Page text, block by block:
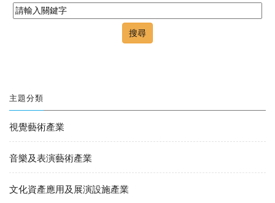
搜尋
主題分類
視覺藝術產業
音樂及表演藝術產業
文化資產應用及展演設施產業